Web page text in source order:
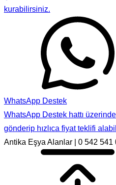
kurabilirsiniz.
WhatsApp Destek
WhatsApp Destek hattı
gönderip hızlıca fiyat teklifi
Antika Eşya Alanlar | 0 542 541